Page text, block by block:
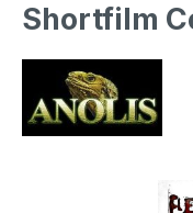
Shortfilm
Bildergalerie